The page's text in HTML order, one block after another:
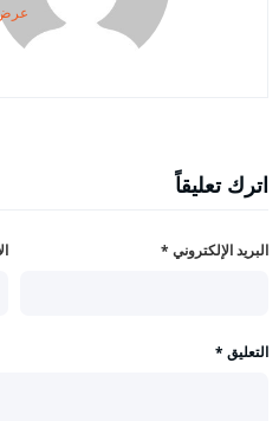
اترك تعليقاً
البريد الإلكتروني *
التعليق *